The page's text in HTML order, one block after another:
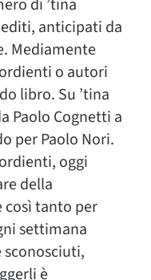
di ’tina
anticipati da
Mediamente
o autori
libro. Su ’tina
Paolo Cognetti a
per Paolo Nori.
oggi
della
così tanto per
settimana
è